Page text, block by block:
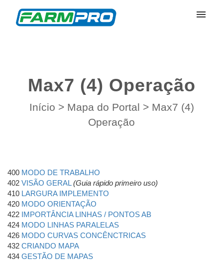
EntrarMax7 (4) Operação
Início > Mapa do Portal > Max7 (4)
Operação
400 MODO DE TRABALHO
402 VISÃO GERAL (Guia rápido primeiro uso)
410 LARGURA IMPLEMENTO
420 MODO ORIENTAÇÃO
422 IMPORTÂNCIA LINHAS / PONTOS AB
424 MODO LINHAS PARALELAS
426 MODO CURVAS CONCÊNCTRICAS
432 CRIANDO MAPA
434 GESTÃO DE MAPAS